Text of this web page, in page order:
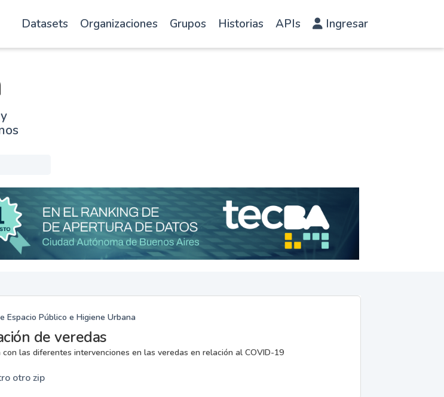
Datasets Organizaciones Grupos Historias APIs Ingresar
Espacio Público e Higiene Urbana
de veredas
con las diferentes intervenciones en las veredas en relación al COVID-19
otrozip